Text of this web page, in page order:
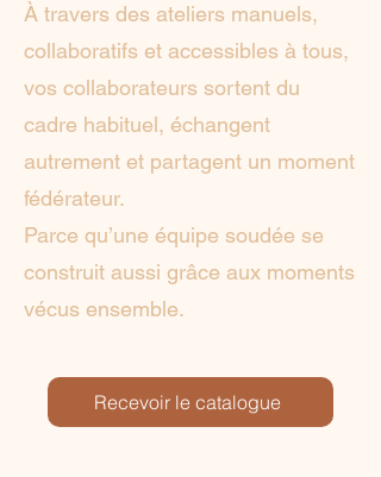
À travers des ateliers manuels,
collaboratifs et accessibles à tous,
vos collaborateurs sortent du
cadre habituel, échangent
autrement et partagent un moment
fédérateur.
Parce qu’une équipe soudée se
construit aussi grâce aux moments
vécus ensemble.
Recevoir le catalogue